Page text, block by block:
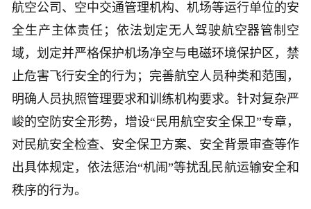
航空公司、空中交通管理机构、机场等运行单位的安
全生产主体责任；依法划定无人驾驶航空器管制空
域，划定并严格保护机场净空与电磁环境保护区，禁
止危害飞行安全的行为；完善航空人员种类和范围，
明确人员执照管理要求和训练机构要求。针对复杂严
峻的空防安全形势，增设“民用航空安全保卫”专章，
对民航安全检查、安全保卫方案、安全背景审查等作
出具体规定，依法惩治“机闹”等扰乱民航运输安全和
秩序的行为。